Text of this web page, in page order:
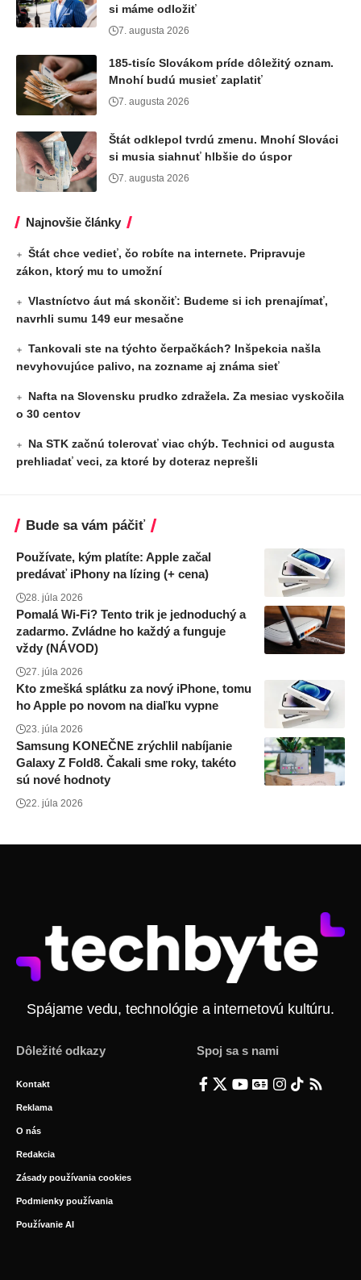
si máme odložiť
7. augusta 2026
185-tisíc Slovákom príde dôležitý oznam.
Mnohí budú musieť zaplatiť
7. augusta 2026
Štát odklepol tvrdú zmenu. Mnohí Slováci
si musia siahnuť hlbšie do úspor
7. augusta 2026
Najnovšie články
Štát chce vedieť, čo robíte na internete. Pripravuje
zákon, ktorý mu to umožní
Vlastníctvo áut má skončiť: Budeme si ich prenajímať,
navrhli sumu 149 eur mesačne
Tankovali ste na týchto čerpačkách? Inšpekcia našla
nevyhovujúce palivo, na zozname aj známa sieť
Nafta na Slovensku prudko zdražela. Za mesiac vyskočila
o 30 centov
Na STK začnú tolerovať viac chýb. Technici od augusta
prehliadať veci, za ktoré by doteraz neprešli
Bude sa vám páčiť
Používate, kým platíte: Apple začal
predávať iPhony na lízing (+ cena)
28. júla 2026
Pomalá Wi-Fi? Tento trik je jednoduchý a
zadarmo. Zvládne ho každý a funguje
vždy (NÁVOD)
27. júla 2026
Kto zmešká splátku za nový iPhone, tomu
ho Apple po novom na diaľku vypne
23. júla 2026
Samsung KONEČNE zrýchlil nabíjanie
Galaxy Z Fold8. Čakali sme roky, takéto
sú nové hodnoty
22. júla 2026
Spájame vedu, technológie a internetovú kultúru.
Dôležité odkazy
Kontakt
Reklama
O nás
Redakcia
Zásady používania cookies
Podmienky používania
Používanie AI
Spoj sa s nami